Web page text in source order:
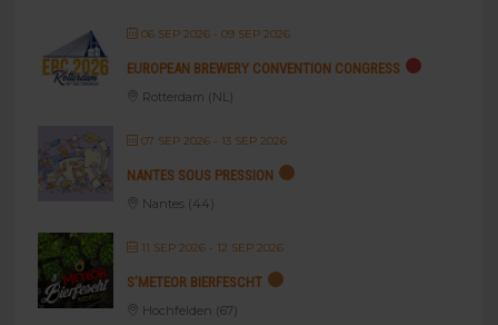
06 SEP 2026- 09 SEP 2026
EUROPEAN BREWERY CONVENTION CONGRESS
Rotterdam (NL)
07 SEP 2026- 13 SEP 2026
NANTES SOUS PRESSION
Nantes (44)
11 SEP 2026- 12 SEP 2026
S’METEOR BIERFESCHT
Hochfelden (67)